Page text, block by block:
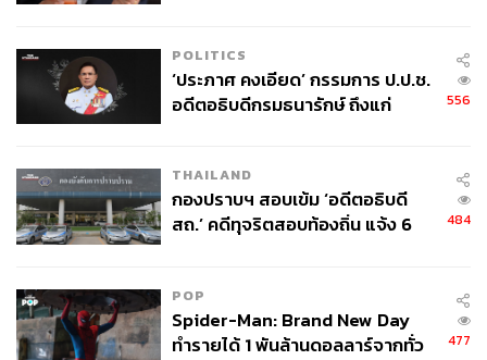
POLITICS
‘ประภาศ คงเอียด’ กรรมการ ป.ป.ช.
อดีตอธิบดีกรมธนารักษ์ ถึงแก่
556
THAILAND
กองปราบฯ สอบเข้ม ‘อดีตอธิบดี
สถ.’ คดีทุจริตสอบท้องถิ่น แจ้ง 6
484
POP
Spider-Man: Brand New Day
ทำรายได้ 1 พันล้านดอลลาร์จากทั่ว
477